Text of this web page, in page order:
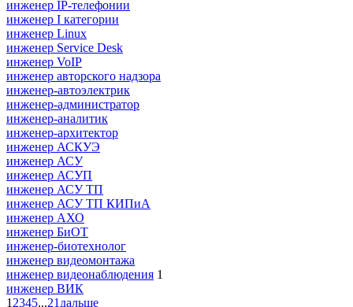
инженер IP-телефонии
инженер I категории
инженер Linux
инженер Service Desk
инженер VoIP
инженер авторского надзора
инженер-автоэлектрик
инженер-администратор
инженер-аналитик
инженер-архитектор
инженер АСКУЭ
инженер АСУ
инженер АСУП
инженер АСУ ТП
инженер АСУ ТП КИПиА
инженер АХО
инженер БиОТ
инженер-биотехнолог
инженер видеомонтажа
инженер видеонаблюдения 1
инженер ВИК
1 2345...21 дальше